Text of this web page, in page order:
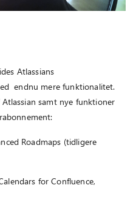
Atlassians
endnu mere funktionalitet.
samt nye funktioner
Roadmaps (tidligere
for Confluence,